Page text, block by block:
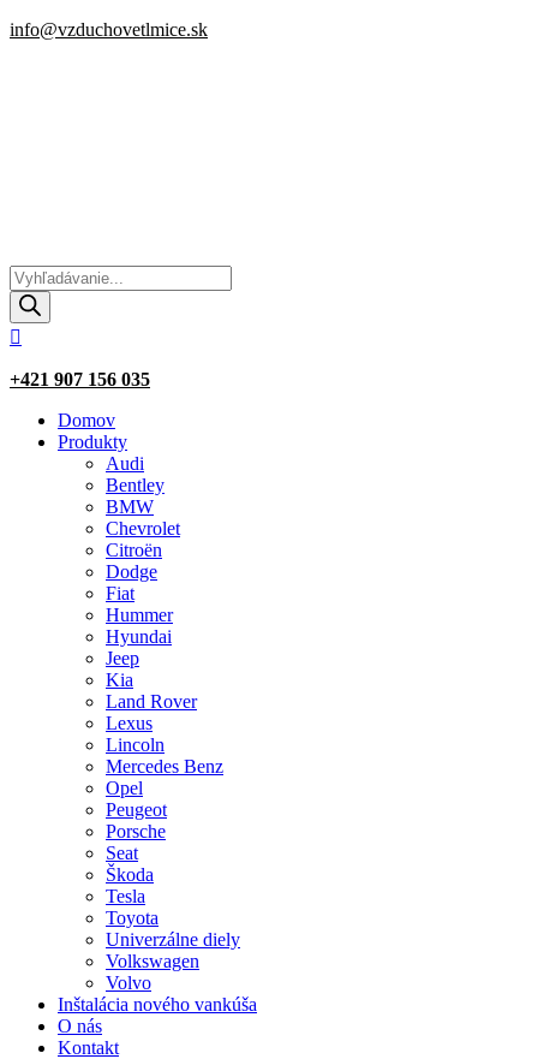
info@vzduchovetlmice.sk
Products
search

+421 907 156 035
Domov
Produkty
Audi
Bentley
BMW
Chevrolet
Citroën
Dodge
Fiat
Hummer
Hyundai
Jeep
Kia
Land Rover
Lexus
Lincoln
Mercedes Benz
Opel
Peugeot
Porsche
Seat
Škoda
Tesla
Toyota
Univerzálne diely
Volkswagen
Volvo
Inštalácia nového vankúša
O nás
Kontakt